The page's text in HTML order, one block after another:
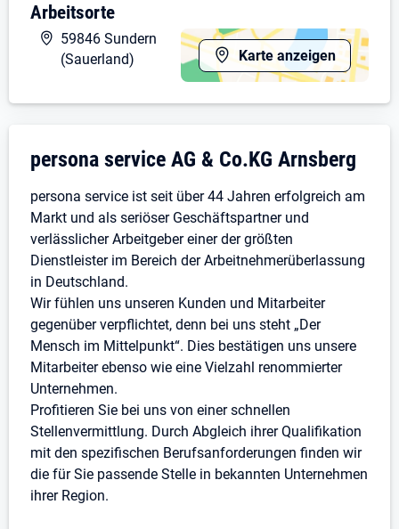
als Quereinsteiger (m/w/d) bist du herzlich
willkommen
idealerweise hast du Erfahrung in der Produktion
aus
und kannst direkt loslegen
eine zuverlässige und sorgfältige Arbeitsweise
rundet dein Profil ab
Jetzt bewerben!
Bei persona service geben wir 100% für dich!
Deine Arbeitssuche hat Vorfahrt - deshalb garantieren
wir dir einen Erstkontakt innerhalb von 100
Minuten(*). Und weil wir dich sehen, kannst du dich
auch ohne Lebenslauf bewerben. Entdecke viele
weitere Vorteile und starte jetzt unkompliziert durch!
(*) Innerhalb unserer ausgeschriebenen
Geschäftszeiten
Arbeitsorte
Karte anzeigen
59846 Sundern
(Sauerland)
Unternehmensdarstellung: persona
persona service AG & Co.KG Arnsberg
persona service ist seit über 44 Jahren erfolgreich am
Markt und als seriöser Geschäftspartner und
verlässlicher Arbeitgeber einer der größten
Dienstleister im Bereich der Arbeitnehmerüberlassung
in Deutschland.
Wir fühlen uns unseren Kunden und Mitarbeiter
gegenüber verpflichtet, denn bei uns steht „Der
Mensch im Mittelpunkt“. Dies bestätigen uns unsere
Mitarbeiter ebenso wie eine Vielzahl renommierter
Unternehmen.
Profitieren Sie bei uns von einer schnellen
Stellenvermittlung. Durch Abgleich ihrer Qualifikation
mit den spezifischen Berufsanforderungen finden wir
die für Sie passende Stelle in bekannten Unternehmen
ihrer Region.